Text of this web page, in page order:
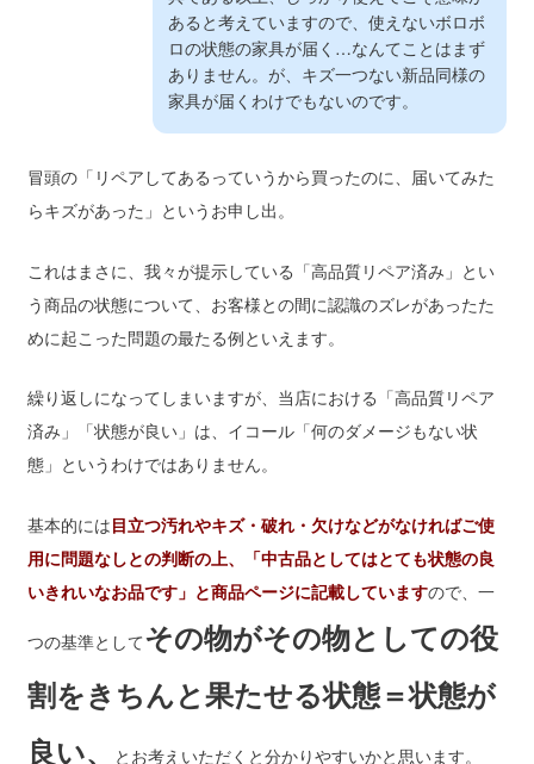
あると考えていますので、使えないボロボ
ロの状態の家具が届く…なんてことはまず
ありません。が、キズ一つない新品同様の
家具が届くわけでもないのです。
冒頭の「リペアしてあるっていうから買ったのに、届いてみた
らキズがあった」というお申し出。
これはまさに、我々が提示している「高品質リペア済み」とい
う商品の状態について、お客様との間に認識のズレがあったた
めに起こった問題の最たる例といえます。
繰り返しになってしまいますが、当店における「高品質リペア
済み」「状態が良い」は、イコール「何のダメージもない状
態」というわけではありません。
基本的には目立つ汚れやキズ・破れ・欠けなどがなければご使
用に問題なしとの判断の上、「中古品としてはとても状態の良
いきれいなお品です」と商品ページに記載していますので、一
つの基準としてその物がその物としての役
割をきちんと果たせる状態＝状態が
良い、
とお考えいただくと分かりやすいかと思います。